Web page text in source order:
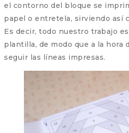
el contorno del bloque se
papel o entretela, sirviendo así
Es decir, todo nuestro trabajo
plantilla, de modo que a la hora
seguir las líneas impresas.